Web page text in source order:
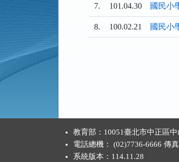
7. 101.04.30 國民小
8. 100.02.21 國民小
教育部：10051臺北市中正區
電話總機： (02)7736-6666 傳
系統版本： 114.11.28